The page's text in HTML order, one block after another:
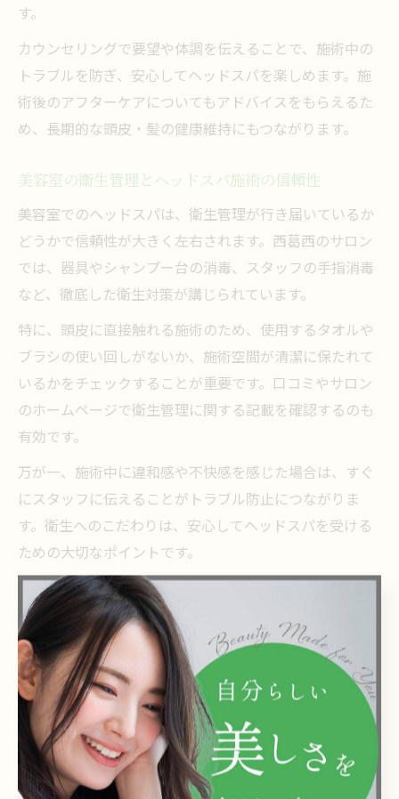
す。
カウンセリングで要望や体調を伝えることで、施術中の
トラブルを防ぎ、安心してヘッドスパを楽しめます。施
術後のアフターケアについてもアドバイスをもらえるた
め、長期的な頭皮・髪の健康維持にもつながります。
美容室の衛生管理とヘッドスパ施術の信頼性
美容室でのヘッドスパは、衛生管理が行き届いているか
どうかで信頼性が大きく左右されます。西葛西のサロン
では、器具やシャンプー台の消毒、スタッフの手指消毒
など、徹底した衛生対策が講じられています。
特に、頭皮に直接触れる施術のため、使用するタオルや
ブラシの使い回しがないか、施術空間が清潔に保たれて
いるかをチェックすることが重要です。口コミやサロン
のホームページで衛生管理に関する記載を確認するのも
有効です。
万が一、施術中に違和感や不快感を感じた場合は、すぐ
にスタッフに伝えることがトラブル防止につながりま
す。衛生へのこだわりは、安心してヘッドスパを受ける
ための大切なポイントです。
美容室選びで注目すべき技術力と接客ポイント
ヘッドスパの満足度を高めるには、美容室スタッフの技
術力と接客レベルが欠かせません。西葛西エリアの美容
室では、熟練の手技や専門知識を持つスタイリストが在
籍しているサロンが多く見受けられます。
技術力の高いスタッフは、頭皮の状態を的確に把握し、
マッサージの強弱や施術内容を個々に合わせて調整して